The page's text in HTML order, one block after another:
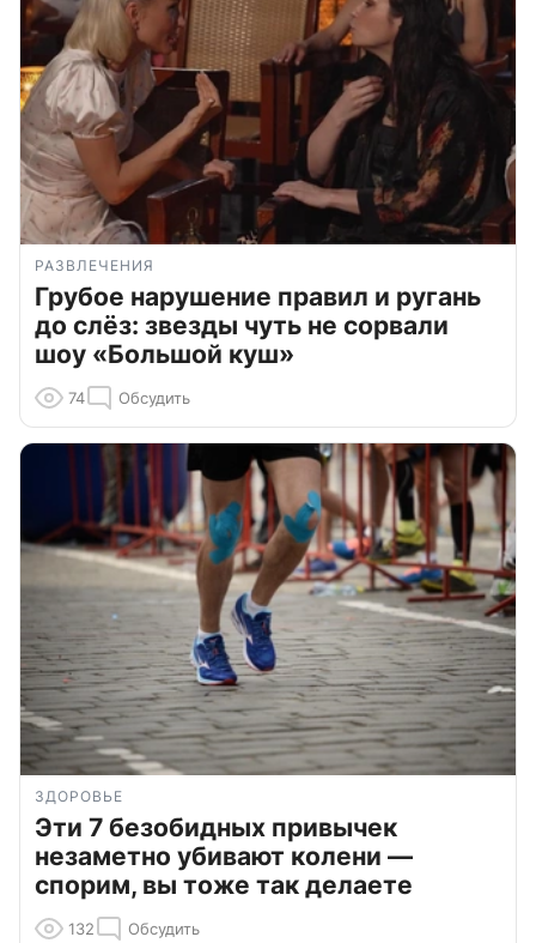
РАЗВЛЕЧЕНИЯ
Грубое нарушение правил и ругань
до слёз: звезды чуть не сорвали
шоу «Большой куш»
74 Обсудить
ЗДОРОВЬЕ
Эти 7 безобидных привычек
незаметно убивают колени —
спорим, вы тоже так делаете
132 Обсудить